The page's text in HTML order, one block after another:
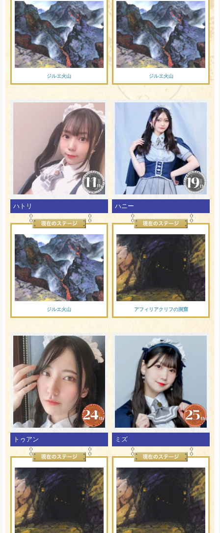
ジルエ火山 ジルエ火山
ハトリ
ジルエ火山
ハニー
アフィリアクリフの洞窟
トゥアン ミズ